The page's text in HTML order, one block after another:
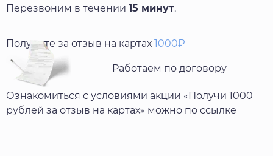
Перезвоним в течении 15 минут.
Получите за отзыв на картах 1000₽
Работаем по договору
Ознакомиться с условиями акции «Получи 1000
рублей за отзыв на картах» можно по ссылке